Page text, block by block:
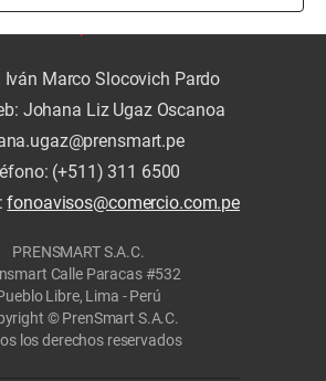
Iván Marco Slocovich Pardo
Johana Liz Ugaz Oscanoa
(+511) 311 6500
fonoavisos@comercio.com.pe
PRENSMART S.A.C.
Calle Paracas #532
Libre, Lima - Perú
© PrenSmart S.A.C.
los derechos reservados